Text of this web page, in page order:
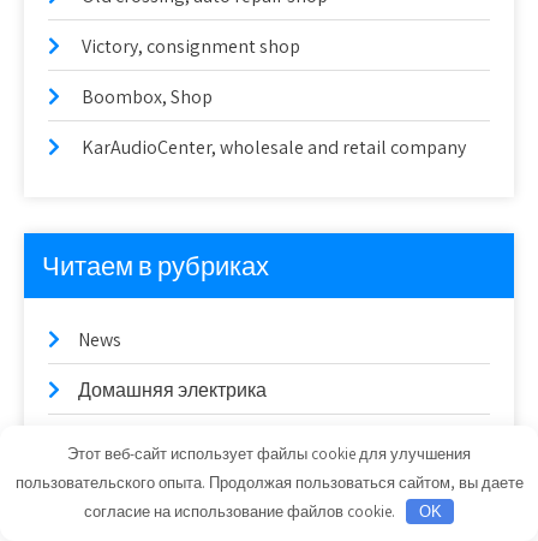
Victory, consignment shop
Boombox, Shop
KarAudioCenter, wholesale and retail company
Читаем в рубриках
News
Домашняя электрика
Качественный ремонт
Этот веб-сайт использует файлы cookie для улучшения
пользовательского опыта. Продолжая пользоваться сайтом, вы даете
согласие на использование файлов cookie.
OK